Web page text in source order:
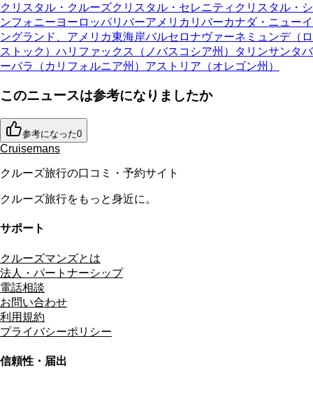
クリスタル・クルーズクリスタル・セレニティ クリスタル・シ
ンフォニーヨーロッパリバーアメリカリバーカナダ・ニューイ
ングランド、アメリカ東海岸バルセロナヴァーネミュンデ（ロ
ストック） ハリファックス（ノバスコシア州） タリンサンタバ
ーバラ（カリフォルニア州） アストリア（オレゴン州）
このニュースは参考になりましたか
参考になった0
Cruisemans
クルーズ旅行の口コミ・予約サイト
クルーズ旅行をもっと身近に。
サポート
クルーズマンズとは
法人・パートナーシップ
電話相談
お問い合わせ
利用規約
プライバシーポリシー
信頼性・届出